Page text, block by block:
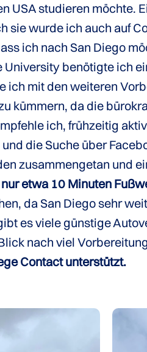
USA studieren möchte.
sie wurde ich auch auf
ich nach San Diego
University benötigte ich
ich mit den weiteren
kümmern, da die
ich, frühzeitig
die Suche über
zusammengetan und
etwa 10 Minuten
da San Diego sehr
es viele günstige
nach viel
Contact unterstützt.